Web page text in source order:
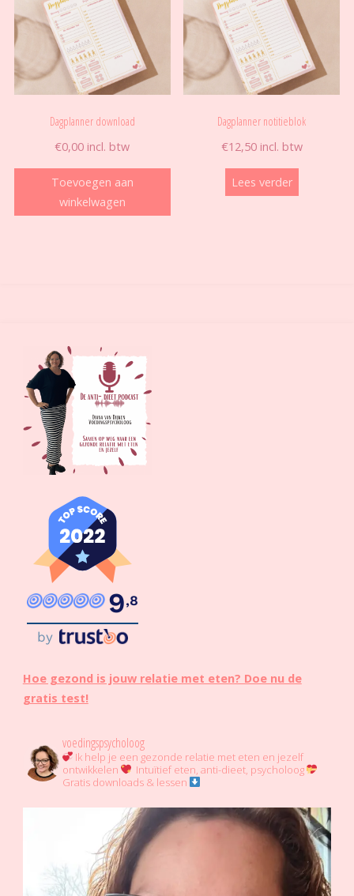
Dagplanner download
€0,00 incl. btw
Toevoegen aan
winkelwagen
Dagplanner notitieblok
€12,50 incl. btw
Lees verder
9,8
by
Hoe gezond is jouw relatie met eten? Doe nu de
gratis test!
voedingspsycholoog
Ik help je een gezonde relatie met eten en jezelf
ontwikkelen
Intuïtief eten, anti-dieet, psycholoog
Gratis downloads & lessen